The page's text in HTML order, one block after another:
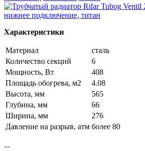
Характеристики
Материал
сталь
Количество секций
6
Мощность, Вт
408
Площадь обогрева, м2
4.08
Высота, мм
565
Глубина, мм
66
Ширина, мм
276
Давление на разрыв, атм более 80
...